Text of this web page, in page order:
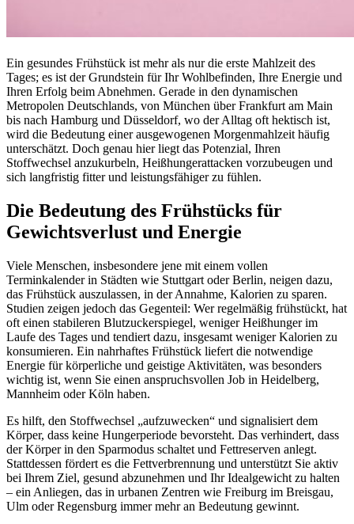
Ein gesundes Frühstück ist mehr als nur die erste Mahlzeit des
Tages; es ist der Grundstein für Ihr Wohlbefinden, Ihre Energie und
Ihren Erfolg beim Abnehmen. Gerade in den dynamischen
Metropolen Deutschlands, von München über Frankfurt am Main
bis nach Hamburg und Düsseldorf, wo der Alltag oft hektisch ist,
wird die Bedeutung einer ausgewogenen Morgenmahlzeit häufig
unterschätzt. Doch genau hier liegt das Potenzial, Ihren
Stoffwechsel anzukurbeln, Heißhungerattacken vorzubeugen und
sich langfristig fitter und leistungsfähiger zu fühlen.
Die Bedeutung des Frühstücks für
Gewichtsverlust und Energie
Viele Menschen, insbesondere jene mit einem vollen
Terminkalender in Städten wie Stuttgart oder Berlin, neigen dazu,
das Frühstück auszulassen, in der Annahme, Kalorien zu sparen.
Studien zeigen jedoch das Gegenteil: Wer regelmäßig frühstückt, hat
oft einen stabileren Blutzuckerspiegel, weniger Heißhunger im
Laufe des Tages und tendiert dazu, insgesamt weniger Kalorien zu
konsumieren. Ein nahrhaftes Frühstück liefert die notwendige
Energie für körperliche und geistige Aktivitäten, was besonders
wichtig ist, wenn Sie einen anspruchsvollen Job in Heidelberg,
Mannheim oder Köln haben.
Es hilft, den Stoffwechsel „aufzuwecken“ und signalisiert dem
Körper, dass keine Hungerperiode bevorsteht. Das verhindert, dass
der Körper in den Sparmodus schaltet und Fettreserven anlegt.
Stattdessen fördert es die Fettverbrennung und unterstützt Sie aktiv
bei Ihrem Ziel, gesund abzunehmen und Ihr Idealgewicht zu halten
– ein Anliegen, das in urbanen Zentren wie Freiburg im Breisgau,
Ulm oder Regensburg immer mehr an Bedeutung gewinnt.